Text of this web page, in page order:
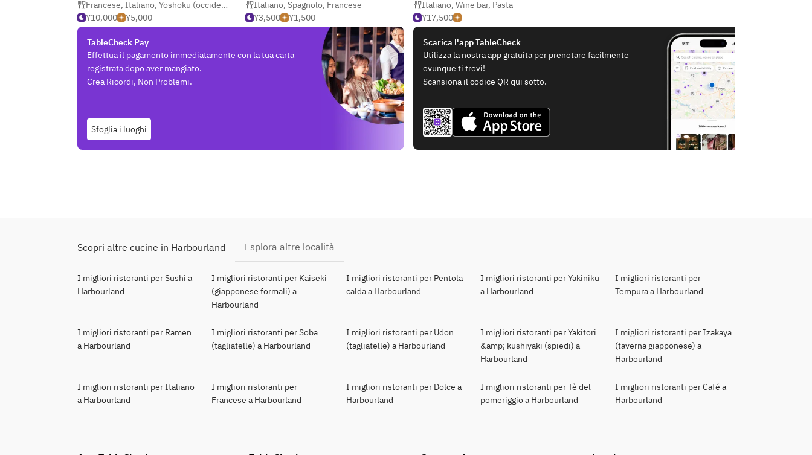
Francese, Italiano, Yoshoku (occidentale giapponese)
¥10,000
¥5,000
Italiano, Spagnolo, Francese
¥3,500
¥1,500
Italiano, Wine bar, Pasta
¥17,500
-
TableCheck Pay
Effettua il pagamento immediatamente con la tua carta
registrata dopo aver mangiato.
Crea Ricordi, Non Problemi.
Sfoglia i luoghi
Scarica l'app TableCheck
Utilizza la nostra app gratuita per prenotare facilmente
ovunque ti trovi!
Scansiona il codice QR qui sotto.
Scopri altre cucine in Harbourland Esplora altre località
I migliori ristoranti per Sushi a
Harbourland
I migliori ristoranti per Kaiseki
(giapponese formali) a
Harbourland
I migliori ristoranti per Pentola
calda a Harbourland
I migliori ristoranti per Yakiniku
a Harbourland
I migliori ristoranti per
Tempura a Harbourland
I migliori ristoranti per Ramen
a Harbourland
I migliori ristoranti per Soba
(tagliatelle) a Harbourland
I migliori ristoranti per Udon
(tagliatelle) a Harbourland
I migliori ristoranti per Yakitori
&amp; kushiyaki (spiedi) a
Harbourland
I migliori ristoranti per Izakaya
(taverna giapponese) a
Harbourland
I migliori ristoranti per Italiano
a Harbourland
I migliori ristoranti per
Francese a Harbourland
I migliori ristoranti per Dolce a
Harbourland
I migliori ristoranti per Tè del
pomeriggio a Harbourland
I migliori ristoranti per Café a
Harbourland